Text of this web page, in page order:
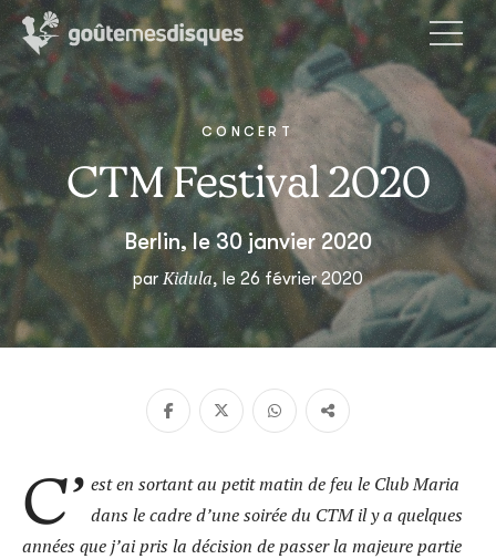
CONCERT
CTM Festival 2020
Berlin, le 30 janvier 2020
parKidula, le 26 février 2020
C’ est en sortant au petit matin de feu le Club Maria
dans le cadre d’une soirée du CTM il y a quelques
années que j’ai pris la décision de passer la majeure partie